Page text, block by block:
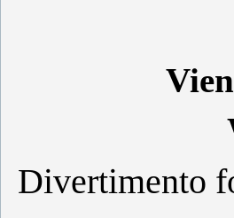
Divertimento